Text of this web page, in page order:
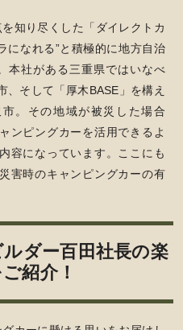
知り尽くした「ダイレクトカ
になれる”と積極的に地方自治
本社がある三重県ではいなべ
、そして「厚木BASE」を構え
。その地域が被災した場合
ンピングカーを活用できるよ
容になっています。 ここにも
害時のキャンピングカーの有
ダー百田社長の楽
紹介！